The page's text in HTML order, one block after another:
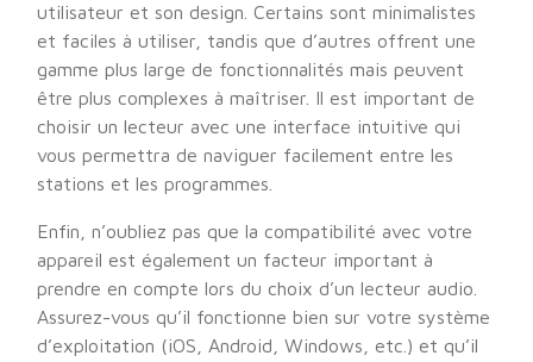
utilisateur et son design. Certains sont minimalistes
et faciles à utiliser, tandis que d’autres offrent une
gamme plus large de fonctionnalités mais peuvent
être plus complexes à maîtriser. Il est important de
choisir un lecteur avec une interface intuitive qui
vous permettra de naviguer facilement entre les
stations et les programmes.
Enfin, n’oubliez pas que la compatibilité avec votre
appareil est également un facteur important à
prendre en compte lors du choix d’un lecteur audio.
Assurez-vous qu’il fonctionne bien sur votre système
d’exploitation (iOS, Android, Windows, etc.) et qu’il